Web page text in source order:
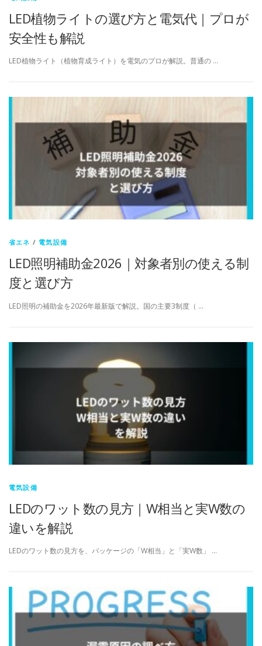
LED植物ライトの選び方と電気代｜プロが
安全性も解説
LED植物ライト（植物育成ライト）を電気のプロが解説。普通の …
省エネ / 電気設備
LED照明補助金2026｜対象者別の使える制
度と選び方
LED照明の補助金を2026年最新版で解説。国の主要3制度（ …
電気設備
LEDのワット数の見方｜W相当と実W数の
違いを解説
LEDのワット数の見方を、パッケージの「W相当」と「実W数」 …